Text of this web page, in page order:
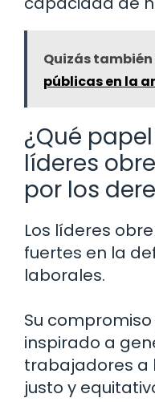
Quizás
públicas en la
¿Qué
líderes
por los
Los líderes
fuertes en la
laborales.
Su
inspirado a
trabajadores a
justo y